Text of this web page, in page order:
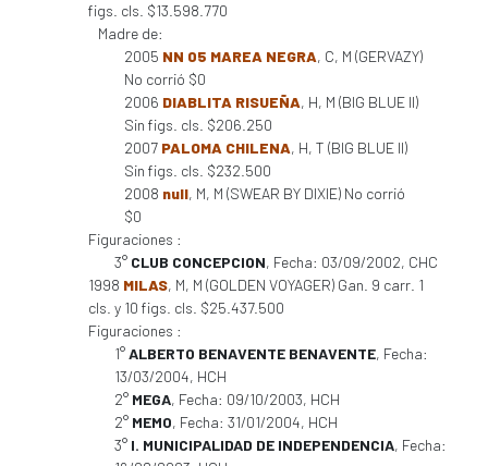
figs. cls. $13.598.770
Madre de:
2005 NN 05 MAREA NEGRA, C, M (GERVAZY)
No corrió $0
2006 DIABLITA RISUEÑA, H, M (BIG BLUE II)
Sin figs. cls. $206.250
2007 PALOMA CHILENA, H, T (BIG BLUE II)
Sin figs. cls. $232.500
2008 null, M, M (SWEAR BY DIXIE) No corrió
$0
Figuraciones :
3° CLUB CONCEPCION, Fecha: 03/09/2002, CHC
1998 MILAS, M, M (GOLDEN VOYAGER) Gan. 9 carr. 1
cls. y 10 figs. cls. $25.437.500
Figuraciones :
1°ALBERTO BENAVENTE BENAVENTE, Fecha:
13/03/2004, HCH
2° MEGA, Fecha: 09/10/2003, HCH
2° MEMO, Fecha: 31/01/2004, HCH
3° I. MUNICIPALIDAD DE INDEPENDENCIA, Fecha: